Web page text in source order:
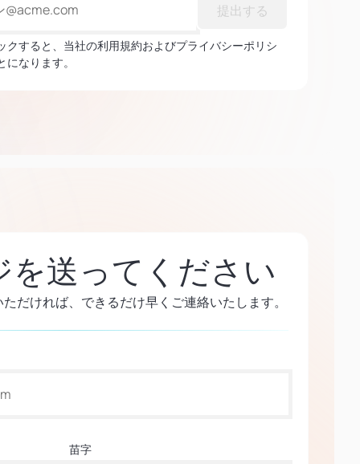
提出する
クすると、当社の利用規約およびプライバシーポリシ
なります。
を送ってください
だければ、できるだけ早くご連絡いたします。
苗字